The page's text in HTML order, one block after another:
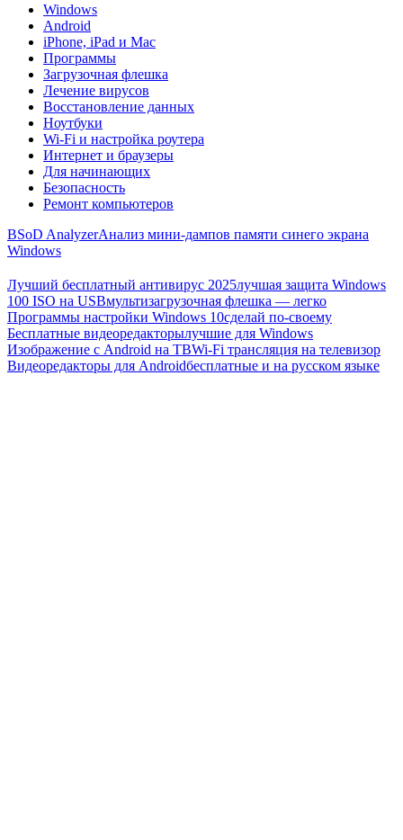
Windows
Android
iPhone, iPad и Mac
Программы
Загрузочная флешка
Лечение вирусов
Восстановление данных
Ноутбуки
Wi-Fi и настройка роутера
Интернет и браузеры
Для начинающих
Безопасность
Ремонт компьютеров
BSoD AnalyzerАнализ мини-дампов памяти синего экрана
Windows
Лучший бесплатный антивирус 2025лучшая защита Windows
100 ISO на USBмультизагрузочная флешка — легко
Программы настройки Windows 10сделай по-своему
Бесплатные видеоредакторылучшие для Windows
Изображение с Android на ТВWi-Fi трансляция на телевизор
Видеоредакторы для Androidбесплатные и на русском языке